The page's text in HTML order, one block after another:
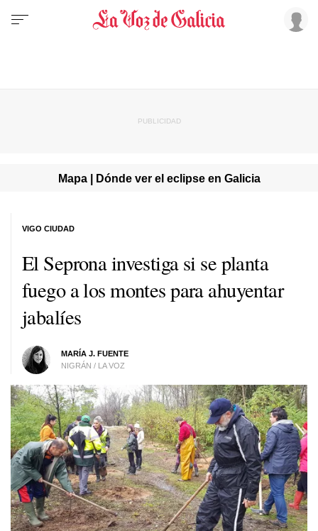
Mapa | Dónde ver el eclipse en Galicia
El Seprona investiga si se planta
fuego a los montes para ahuyentar
jabalíes
MARÍA J. FUENTE
NIGRÁN / LA VOZ
VIGO CIUDAD